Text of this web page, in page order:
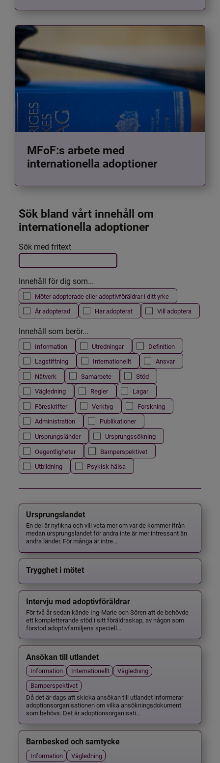
MFoF:s arbete med
internationella adoptioner
Sök bland vårt innehåll om
internationella adoptioner
Filtrera resultatet
Det här formuläret postas automatiskt
Sök med fritext
Innehåll för dig som...
Möter adopterade eller adoptivföräldrar i ditt yrke
Är adopterad
Har adopterat Vill adoptera
Innehåll som berör...
Information Utredningar
Definition
Lagstiftning
Internationellt
Ansvar
Nätverk
Samarbete
Stöd
Vägledning
Regler
Lagar
Föreskrifter
Verktyg
Forskning
Administration
Publikationer
Ursprungsländer
Ursprungssökning
Oegentligheter
Barnperspektivet
Utbildning
Psykisk hälsa
Ursprungslandet
En del är nyfikna och vill veta mer om var de kommer ifrån
medan ursprungslandet för andra inte är mer intressant än
andra länder. För många är intre...
Trygghet i mötet
Intervju med adoptivföräldrar
För två år sedan kände Ing-Marie och Sören att de behövde
ett kompletterande stöd i sitt föräldraskap, av någon som
förstod adoptivfamiljens speciell...
Ansökan till utlandet
Information Internationellt
Vägledning
Barnperspektivet
Då det är dags att skicka ansökan till utlandet informerar
adoptionsorganisationen om vilka ansökningsdokument
som behövs. Det är adoptionsorganisati...
Barnbesked och samtycke
Information
Vägledning